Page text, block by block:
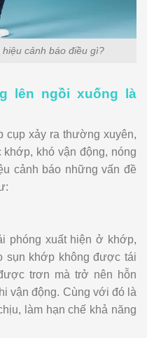
cảnh báo điều gì?
lên ngồi xuống là
cụp xảy ra thường xuyên,
khó vận động, nóng
cảnh báo những vấn đề
phóng xuất hiện ở khớp,
sụn khớp không được tái
trơn mà trở nên hỗn
vận động. Cùng với đó là
làm hạn chế khả năng